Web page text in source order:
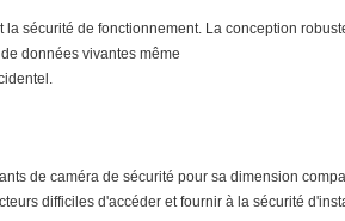
la sécurité de fonctionnement. La conception
données vivantes même
de caméra de sécurité pour sa dimension
difficiles d'accéder et fournir à la sécurité